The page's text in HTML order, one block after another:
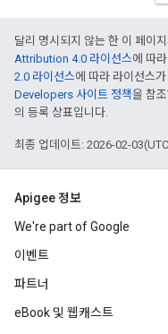
달리 명시되지 않는 한 이 페이
Attribution 4.0 라이선스에 따
2.0 라이선스에 따라 라이선스
Developers 사이트 정책을 참
의 등록 상표입니다.
최종 업데이트: 2026-02-
Apigee 정보
We're part of Google
이벤트
파트너
eBook 및 웹캐스트